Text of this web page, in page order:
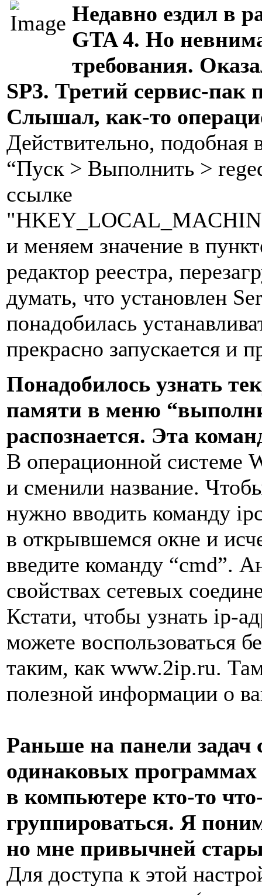
Недавно ездил в
GTA 4. Но
требования.
SP3. Третий сервис-пак
Слышал, как-то
Действительно,
“Пуск > Выполнить >
ссылке
и меняем значение в
редактор реестра,
думать, что установлен
понадобилась
прекрасно запускается и
Понадобилось узнать
памяти в меню
распознается. Эта
В операционной системе
и сменили название.
нужно вводить команду
в открывшемся окне и
введите команду “cmd”.
свойствах сетевых
Кстати, чтобы узнать ip-
можете воспользоваться
таким, как www.2ip.ru.
полезной информации о
Раньше на панели
одинаковых программах
в компьютере кто-то
группироваться. Я
но мне привычней
Для доступа к этой